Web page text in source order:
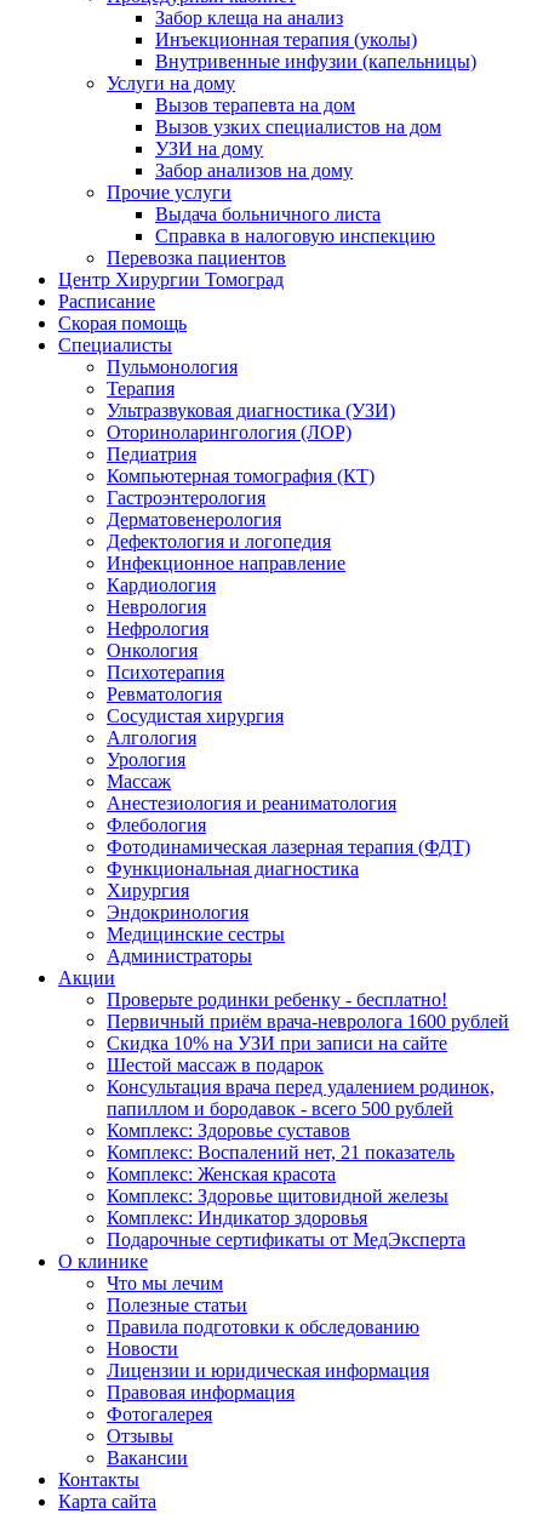
Забор клеща на анализ
Инъекционная терапия (уколы)
Внутривенные инфузии (капельницы)
Услуги на дому
Вызов терапевта на дом
Вызов узких специалистов на дом
УЗИ на дому
Забор анализов на дому
Прочие услуги
Выдача больничного листа
Справка в налоговую инспекцию
Перевозка пациентов
Центр Хирургии Томоград
Расписание
Скорая помощь
Специалисты
Пульмонология
Терапия
Ультразвуковая диагностика (УЗИ)
Оториноларингология (ЛОР)
Педиатрия
Компьютерная томография (КТ)
Гастроэнтерология
Дерматовенерология
Дефектология и логопедия
Инфекционное направление
Кардиология
Неврология
Нефрология
Онкология
Психотерапия
Ревматология
Сосудистая хирургия
Алгология
Урология
Массаж
Анестезиология и реаниматология
Флебология
Фотодинамическая лазерная терапия (ФДТ)
Функциональная диагностика
Хирургия
Эндокринология
Медицинские сестры
Администраторы
Акции
Проверьте родинки ребенку - бесплатно!
Первичный приём врача-невролога 1600 рублей
Скидка 10% на УЗИ при записи на сайте
Шестой массаж в подарок
Консультация врача перед удалением родинок,
папиллом и бородавок - всего 500 рублей
Комплекс: Здоровье суставов
Комплекс: Воспалений нет, 21 показатель
Комплекс: Женская красота
Комплекс: Здоровье щитовидной железы
Комплекс: Индикатор здоровья
Подарочные сертификаты от МедЭксперта
О клинике
Что мы лечим
Полезные статьи
Правила подготовки к обследованию
Новости
Лицензии и юридическая информация
Правовая информация
Фотогалерея
Отзывы
Вакансии
Контакты
Карта сайта